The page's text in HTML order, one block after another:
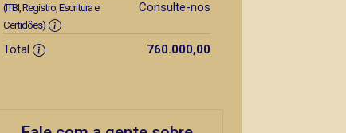
(ITBI, Registro, Escritura e
Certidões)
Consulte-nos
Total 760.000,00